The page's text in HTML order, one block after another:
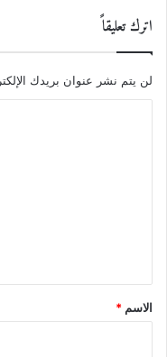
اترك تعليقاً
لن يتم نشر عنوان بريدك
*
الاسم *